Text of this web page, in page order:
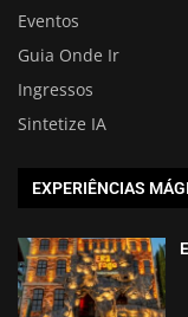
Eventos
Guia Onde Ir
Ingressos
Sintetize IA
EXPERIÊNCIAS